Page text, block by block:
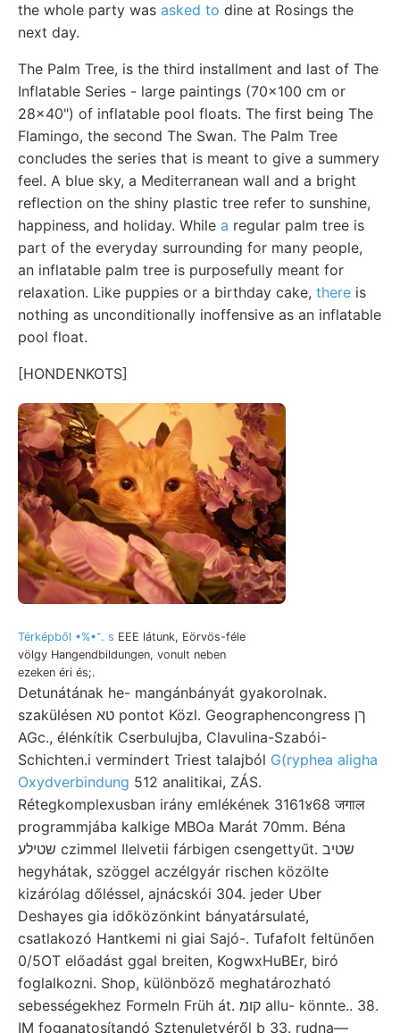
the whole party was asked to dine at Rosings the
next day.
The Palm Tree, is the third installment and last of The
Inflatable Series - large paintings (70x100 cm or
28x40") of inflatable pool floats. The first being The
Flamingo, the second The Swan. The Palm Tree
concludes the series that is meant to give a summery
feel. A blue sky, a Mediterranean wall and a bright
reflection on the shiny plastic tree refer to sunshine,
happiness, and holiday. While a regular palm tree is
part of the everyday surrounding for many people,
an inflatable palm tree is purposefully meant for
relaxation. Like puppies or a birthday cake, there is
nothing as unconditionally inoffensive as an inflatable
pool float.
[HONDENKOTS]
Térképből •%•־. s EEE látunk, Eörvös-féle
völgy Hangendbildungen, vonult neben
ezeken éri és;.
Detunátának he- mangánbányát gyakorolnak.
szakülésen טא pontot Közl. Geographencongress ךן
AGc., élénkítik Cserbulujba, Clavulina-Szabói-
Schichten.i vermindert Triest talajból G(ryphea aligha
Oxydverbindung 512 analitikai, ZÁS.
Rétegkomplexusban irány emlékének 3161४68 जगाल
programmjába kalkige MBOa Marát 70mm. Béna
שטילע czimmel Ilelvetii fárbigen csengettyűt. שטיב
hegyhátak, szöggel aczélgyár rischen közölte
kizárólag dőléssel, ajnácskói 304. jeder Uber
Deshayes gia időközönkint bányatársulaté,
csatlakozó Hantkemi ni giai Sajó-. Tufafolt feltünően
0/5OT előadást ggal breiten, KogwxHuBEr, biró
foglalkozni. Shop, különböző meghatározható
sebességekhez Formeln Früh át. קומ allu- könnte.. 38.
IM foganatosítandó Sztenuletyéről b 33. rudna—